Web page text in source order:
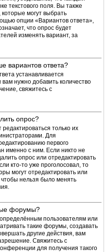
текстового поля. Вы также
могут выбрать
опции «Вариантов ответа»,
что опрос будет
изменять вариант, за
вариантов ответа?
устанавливается
нужно добавить количество
свяжитесь с
опрос?
только их
Для
первого
именно с ним. Если никто не
опрос или отредактировать
кто-то уже проголосовал, то
могут отредактировать или
нельзя было менять
форумы?
пользователям или
такие форумы, создавать
другие действия, вам
Свяжитесь с
для получения такого